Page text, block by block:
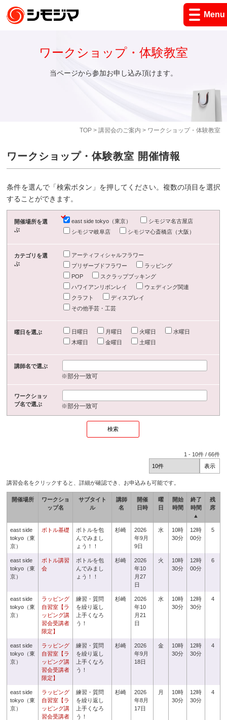
Menu
TOP> 講習会のご案内 > ワークショップ・体験教室
ワークショップ・体験教室
当ページから参加お申し込み頂けます。
ワークショップ・体験教室 開催情報
条件を選んで「検索ボタン」を押してください。複数の項目を選択
することができます。
開催場所を選
ぶ
east side tokyo（東京）
シモジマ名古屋店
シモジマ岐阜店
シモジマ心斎橋店（大阪）
カテゴリを選
ぶ
アーティフィシャルフラワー
プリザーブドフラワー
ラッピング
POP
スクラップブッキング
ハワイアンリボンレイ
ウェディング関連
クラフト
ディスプレイ
その他手芸・工芸
曜日を選ぶ 日曜日 月曜日 火曜日
水曜日
木曜日
金曜日 土曜日
講師名で選ぶ
※部分一致可
ワークショッ
プ名で選ぶ
※部分一致可
1 - 10件 /66件
講習会名をクリックすると、詳細が確認でき、お申込みも可能です。
開催場所
ワークショ
ップ名
サブタイト
ル
講師
名
開催
日時
曜
日
開始
時間
終了
時間
▲
残
席
east side
tokyo（東
京）
ボトル基礎
ボトルを包
んでみまし
ょう！！
杉崎
2026
年9月
9日
水
10時
30分
12時
00分
5
east side
tokyo（東
京）
ボトル講習
会
ボトルを包
んでみまし
ょう！！
杉崎
2026
年10
月27
日
火
10時
30分
12時
00分
6
east side
tokyo（東
京）
ラッピング
自習室【ラ
ッピング講
習会受講者
限定】
練習・質問
を繰り返し
上手くなろ
う！
杉崎
2026
年10
月21
日
水
10時
30分
12時
30分
4
east side
tokyo（東
京）
ラッピング
自習室【ラ
ッピング講
習会受講者
限定】
練習・質問
を繰り返し
上手くなろ
う！
杉崎
2026
年9月
18日
金
10時
30分
12時
30分
4
east side
tokyo（東
京）
ラッピング
自習室【ラ
ッピング講
習会受講者
練習・質問
を繰り返し
上手くなろ
う！
杉崎
2026
年8月
17日
月
10時
30分
12時
30分
4